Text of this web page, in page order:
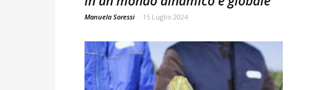
Manuela Soressi - 15 Luglio 2024